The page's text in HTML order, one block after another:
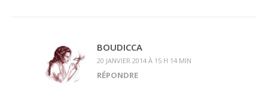
BOUDICCA
20 JANVIER 2014 À 15 H 14 MIN
RÉPONDRE